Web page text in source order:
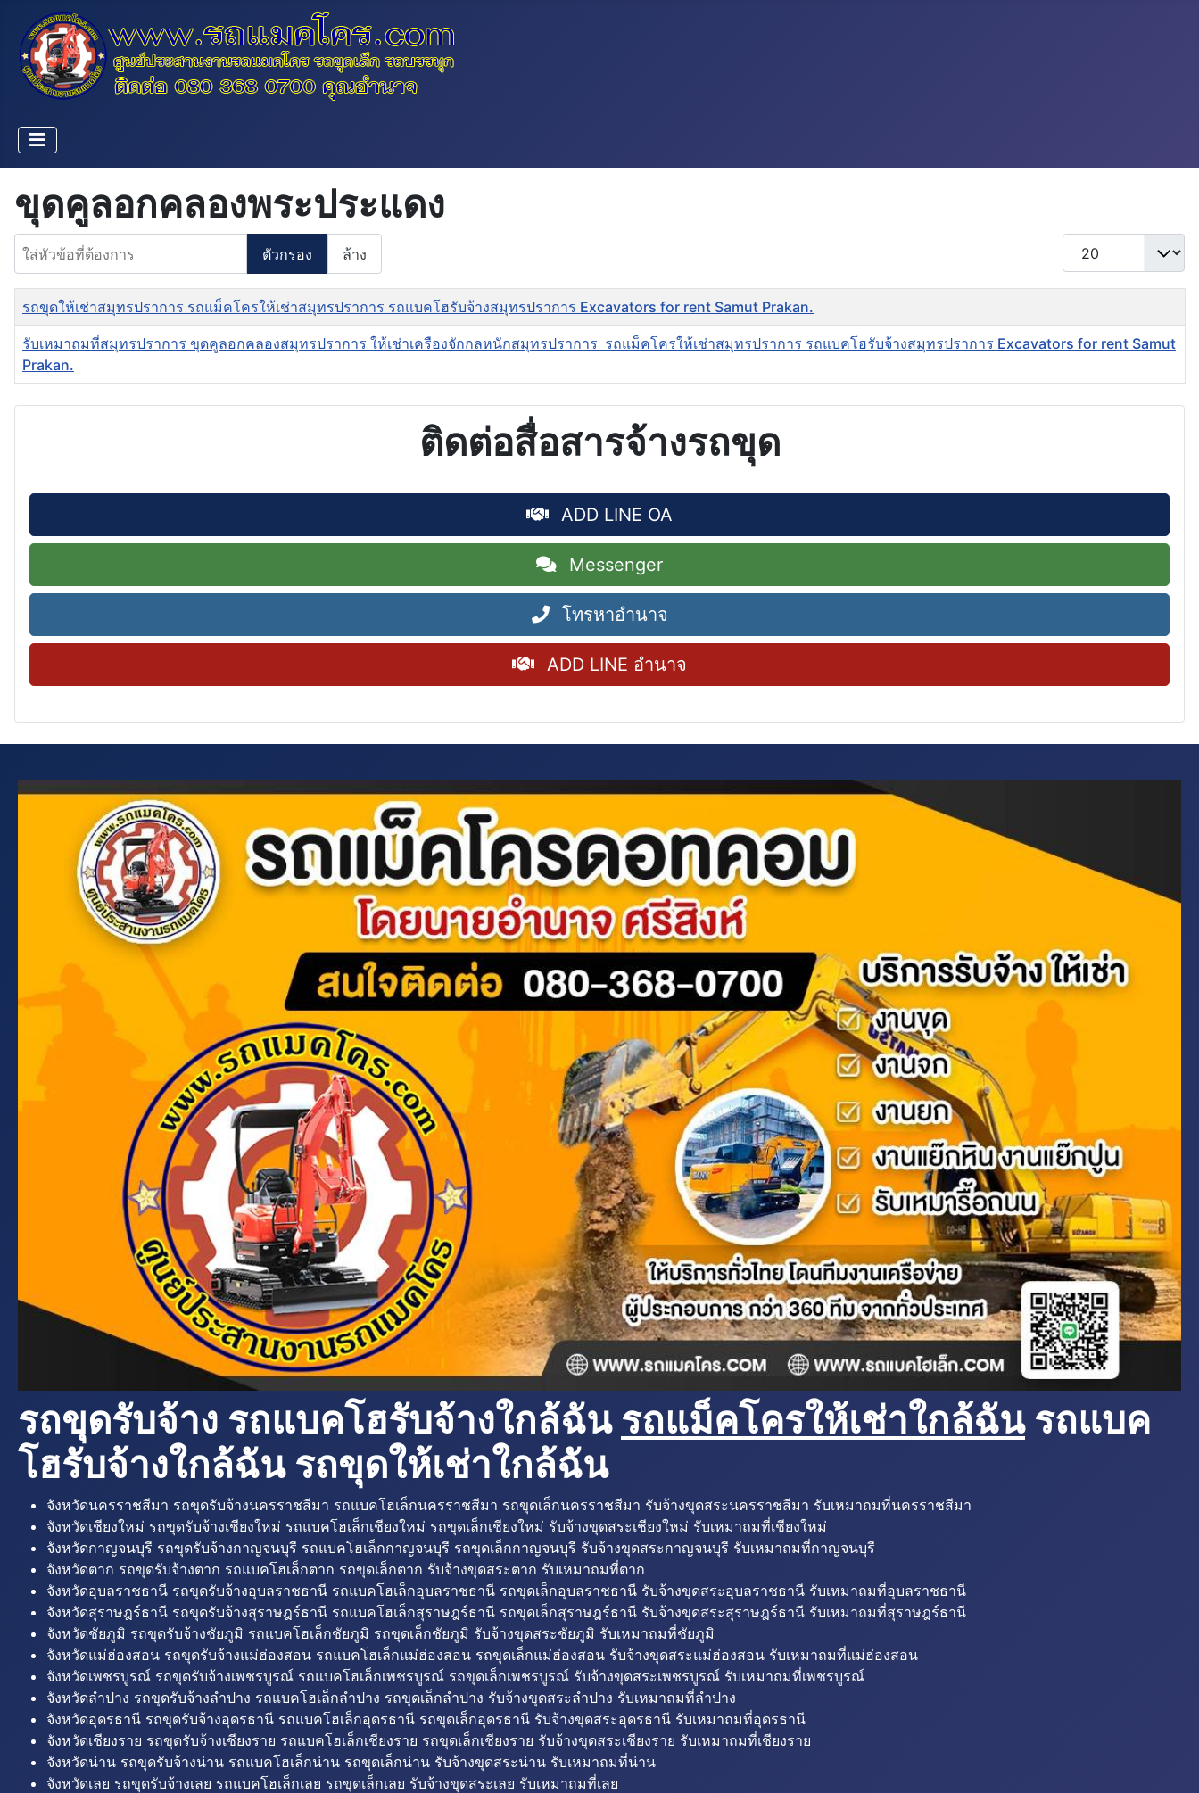
ขุดคูลอกคลองพระประแดง
ใส่หัวข้อที่ต้องการ
ตัวกรอง ล้าง
แสดง #
ชื่อ
รถขุดให้เช่าสมุทรปราการ รถแม็คโครให้เช่าสมุทรปราการ รถแบคโฮรับจ้างสมุทรปราการ Excavators for rent Samut Prakan.
รับเหมาถมที่สมุทรปราการ ขุดคูลอกคลองสมุทรปราการ ให้เช่าเครืองจักกลหนักสมุทรปราการ รถแม็คโครให้เช่าสมุทรปราการ รถแบคโฮรับจ้างสมุทรปราการ Excavators for rent Samut
Prakan.
ติดต่อสื่อสารจ้างรถขุด
ADD LINE OA
Messenger
โทรหาอำนาจ
ADD LINE อำนาจ
รถขุดรับจ้าง รถแบคโฮรับจ้างใกล้ฉัน รถแม็คโครให้เช่าใกล้ฉันรถแบค
โฮรับจ้างใกล้ฉัน รถขุดให้เช่าใกล้ฉัน
จังหวัดนครราชสีมา รถขุดรับจ้างนครราชสีมา รถแบคโฮเล็กนครราชสีมา รถขุดเล็กนครราชสีมา รับจ้างขุดสระนครราชสีมา รับเหมาถมที่นครราชสีมา
จังหวัดเชียงใหม่ รถขุดรับจ้างเชียงใหม่ รถแบคโฮเล็กเชียงใหม่ รถขุดเล็กเชียงใหม่ รับจ้างขุดสระเชียงใหม่ รับเหมาถมที่เชียงใหม่
จังหวัดกาญจนบุรี รถขุดรับจ้างกาญจนบุรี รถแบคโฮเล็กกาญจนบุรี รถขุดเล็กกาญจนบุรี รับจ้างขุดสระกาญจนบุรี รับเหมาถมที่กาญจนบุรี
จังหวัดตาก รถขุดรับจ้างตาก รถแบคโฮเล็กตาก รถขุดเล็กตาก รับจ้างขุดสระตาก รับเหมาถมที่ตาก
จังหวัดอุบลราชธานี รถขุดรับจ้างอุบลราชธานี รถแบคโฮเล็กอุบลราชธานี รถขุดเล็กอุบลราชธานี รับจ้างขุดสระอุบลราชธานี รับเหมาถมที่อุบลราชธานี
จังหวัดสุราษฎร์ธานี รถขุดรับจ้างสุราษฎร์ธานี รถแบคโฮเล็กสุราษฎร์ธานี รถขุดเล็กสุราษฎร์ธานี รับจ้างขุดสระสุราษฎร์ธานี รับเหมาถมที่สุราษฎร์ธานี
จังหวัดชัยภูมิ รถขุดรับจ้างชัยภูมิ รถแบคโฮเล็กชัยภูมิ รถขุดเล็กชัยภูมิ รับจ้างขุดสระชัยภูมิ รับเหมาถมที่ชัยภูมิ
จังหวัดแม่ฮ่องสอน รถขุดรับจ้างแม่ฮ่องสอน รถแบคโฮเล็กแม่ฮ่องสอน รถขุดเล็กแม่ฮ่องสอน รับจ้างขุดสระแม่ฮ่องสอน รับเหมาถมที่แม่ฮ่องสอน
จังหวัดเพชรบูรณ์ รถขุดรับจ้างเพชรบูรณ์ รถแบคโฮเล็กเพชรบูรณ์ รถขุดเล็กเพชรบูรณ์ รับจ้างขุดสระเพชรบูรณ์ รับเหมาถมที่เพชรบูรณ์
จังหวัดลำปาง รถขุดรับจ้างลำปาง รถแบคโฮเล็กลำปาง รถขุดเล็กลำปาง รับจ้างขุดสระลำปาง รับเหมาถมที่ลำปาง
จังหวัดอุดรธานี รถขุดรับจ้างอุดรธานี รถแบคโฮเล็กอุดรธานี รถขุดเล็กอุดรธานี รับจ้างขุดสระอุดรธานี รับเหมาถมที่อุดรธานี
จังหวัดเชียงราย รถขุดรับจ้างเชียงราย รถแบคโฮเล็กเชียงราย รถขุดเล็กเชียงราย รับจ้างขุดสระเชียงราย รับเหมาถมที่เชียงราย
จังหวัดน่าน รถขุดรับจ้างน่าน รถแบคโฮเล็กน่าน รถขุดเล็กน่าน รับจ้างขุดสระน่าน รับเหมาถมที่น่าน
จังหวัดเลย รถขุดรับจ้างเลย รถแบคโฮเล็กเลย รถขุดเล็กเลย รับจ้างขุดสระเลย รับเหมาถมที่เลย